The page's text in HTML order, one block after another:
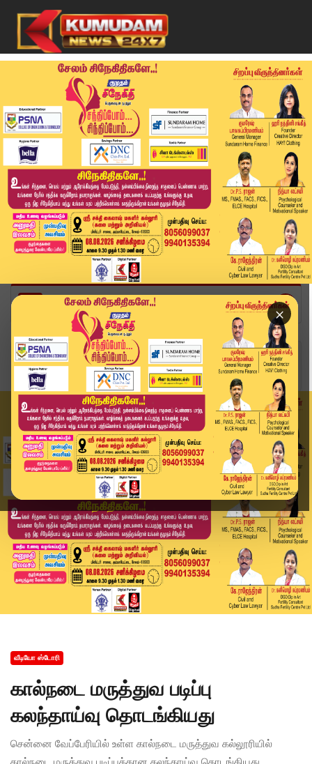
×
Home
வீடியோ ஸ்டோரி
கால்நடை மருத்துவ படிப்பு கலந்தாய்வு தொடங்கியது
வீடியோ ஸ்டோரி
கால்நடை மருத்துவ படிப்பு
கலந்தாய்வு தொடங்கியது
சென்னை வேப்பேரியில் உள்ள கால்நடை மருத்துவ கல்லூரியில்